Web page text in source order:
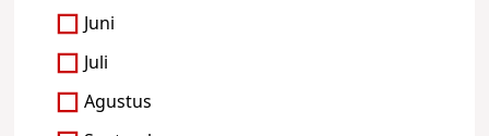
Juni
Juli
Agustus